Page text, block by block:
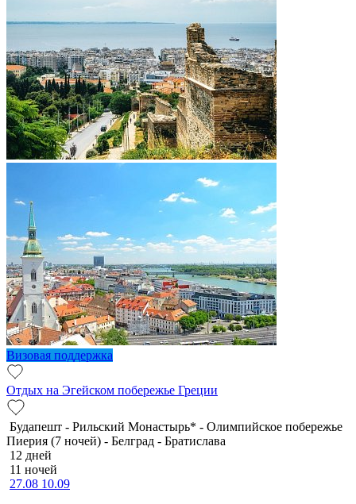
Визовая поддержка
Отдых на Эгейском побережье Греции
Будапешт - Рильский Монастырь* - Олимпийское побережье
Пиерия (7 ночей) - Белград - Братислава
12 дней
11 ночей
27.08 10.09